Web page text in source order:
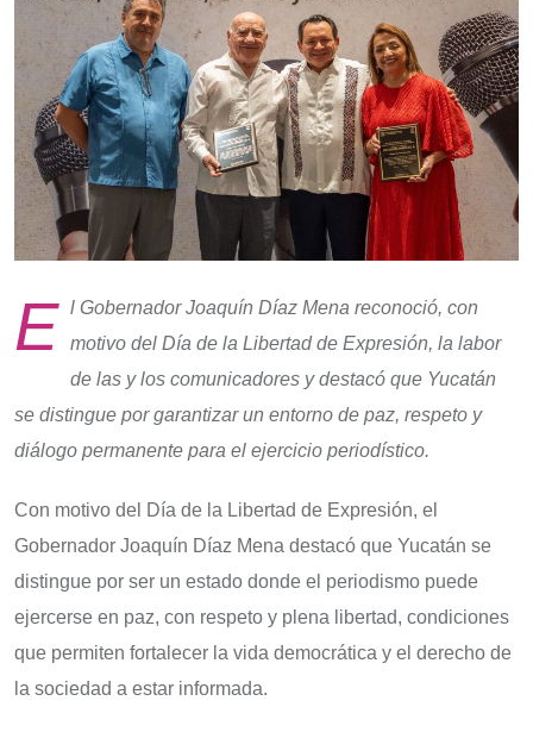
E l Gobernador Joaquín Díaz Mena reconoció, con
motivo del Día de la Libertad de Expresión, la labor
de las y los comunicadores y destacó que Yucatán
se distingue por garantizar un entorno de paz, respeto y
diálogo permanente para el ejercicio periodístico.
Con motivo del Día de la Libertad de Expresión, el
Gobernador Joaquín Díaz Mena destacó que Yucatán se
distingue por ser un estado donde el periodismo puede
ejercerse en paz, con respeto y plena libertad, condiciones
que permiten fortalecer la vida democrática y el derecho de
la sociedad a estar informada.